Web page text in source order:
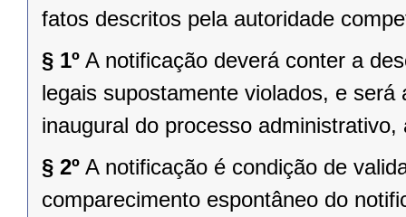
fatos descritos pela autoridade
§ 1º A notificação deverá conter a
legais supostamente violados, e
inaugural do processo
§ 2º A notificação é condição de
comparecimento espontâneo do